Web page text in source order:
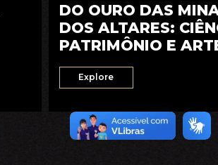
DO OURO DAS
DOS ALTARES:
PATRIMÔNIO E
SETECENTISTA
Explore